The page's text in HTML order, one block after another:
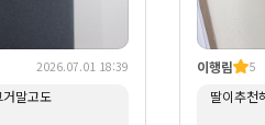
2026.07.01 18:39
말고도
이행림 5
딸이추천